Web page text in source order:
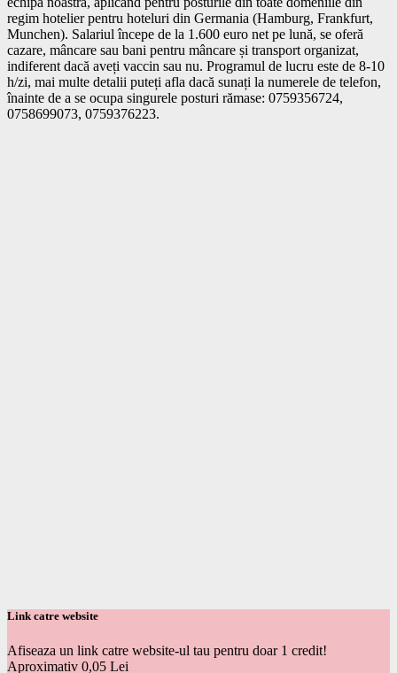
regim hotelier pentru hoteluri din Germania (Hamburg, Frankfurt,
Munchen). Salariul începe de la 1.600 euro net pe lună, se oferă
cazare, mâncare sau bani pentru mâncare și transport organizat,
indiferent dacă aveți vaccin sau nu. Programul de lucru este de 8-10
h/zi, mai multe detalii puteți afla dacă sunați la numerele de telefon,
înainte de a se ocupa singurele posturi rămase: 0759356724,
Link catre website
Afiseaza un link catre website-ul tau pentru doar 1 credit!
Aproximativ 0,05 Lei